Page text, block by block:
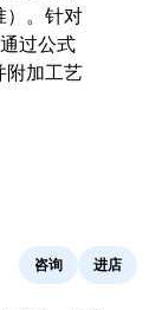
）。针对
过公式
附加工艺
咨询 进店